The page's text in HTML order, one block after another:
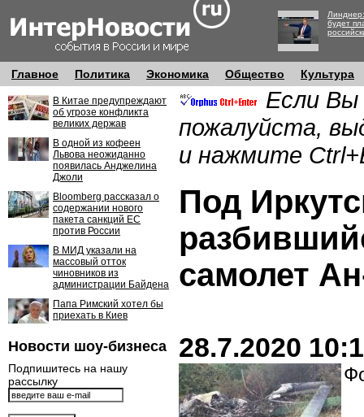
будет
Главное Политика Экономика Общество Культура
В Китае предупреждают
об угрозе конфликта
великих держав
В одной из кофеен
Львова неожиданно
появилась Анджелина
Джоли
Bloomberg рассказал о
содержании нового
пакета санкций ЕС
против России
В МИД указали на
массовый отток
чиновников из
администрации Байдена
Папа Римский хотел бы
приехать в Киев
Новости шоу-бизнеса
Подпишитесь на нашу
рассылку
Если Вы
пожалуйста,
и нажмите
Под
самолет
28.7.2020